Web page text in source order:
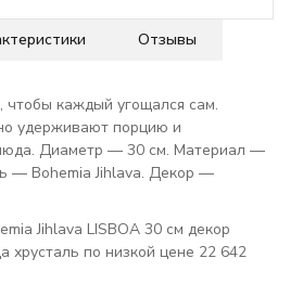
Отзывы
чтобы каждый угощался сам.
удерживают порцию и
Диаметр — 30 см. Материал —
— Bohemia Jihlava. Декор —
Jihlava LISBOA 30 см декор
хрусталь по низкой цене 22 642